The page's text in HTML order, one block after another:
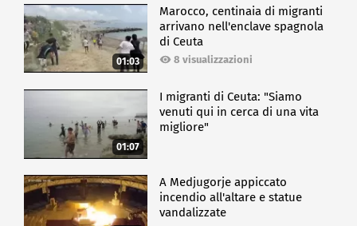
01:03
Marocco, centinaia di migranti
arrivano nell'enclave spagnola
di Ceuta
8 visualizzazioni
01:07
I migranti di Ceuta: "Siamo
venuti qui in cerca di una vita
migliore"
A Medjugorje appiccato
incendio all'altare e statue
vandalizzate